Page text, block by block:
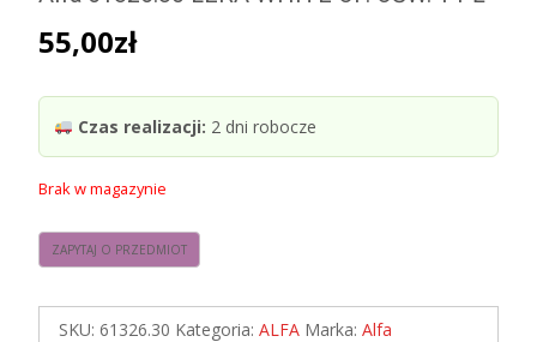
55,00zł
Czas realizacji: 2 dni robocze
Brak w magazynie
SKU: 61326.30 Kategoria: ALFA Marka: Alfa